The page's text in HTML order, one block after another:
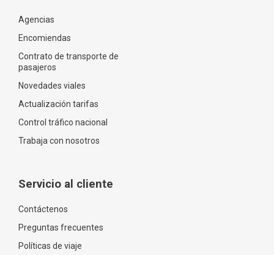
Agencias
Encomiendas
Contrato de transporte de
pasajeros
Novedades viales
Actualización tarifas
Control tráfico nacional
Trabaja con nosotros
Servicio al cliente
Contáctenos
Preguntas frecuentes
Políticas de viaje